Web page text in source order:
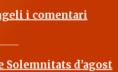
i comentari
Solemnitats d’agost